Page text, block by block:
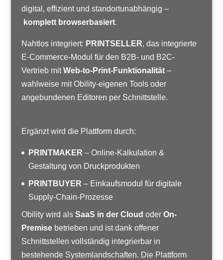
digital, effizient und standortunabhängig –
komplett browserbasiert.
Nahtlos integriert: PRINTSELLER, das integrierte
E-Commerce-Modul für den B2B- und B2C-
Vertrieb mitWeb-to-Print-Funktionalität–
wahlweise mit Obility-eigenen Tools oder
angebundenen Editoren per Schnittstelle.
Ergänzt wird die Plattform durch:
PRINTMAKER – Online-Kalkulation &
Gestaltung von Druckprodukten
PRINTBUYER – Einkaufsmodul für digitale
Supply-Chain-Prozesse
Obility wird als SaaS in der Cloud oder On-
Premisebetrieben und ist dank offener
Schnittstellen vollständig integrierbar in
bestehende Systemlandschaften. Die Plattform